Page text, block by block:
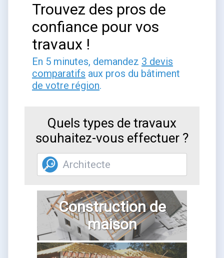
Trouvez des pros de
confiance pour vos
travaux !
En 5 minutes, demandez 3 devis
comparatifs aux pros du bâtiment
de votre région.
Quels types de travaux
souhaitez-vous effectuer ?
Construction de
maison